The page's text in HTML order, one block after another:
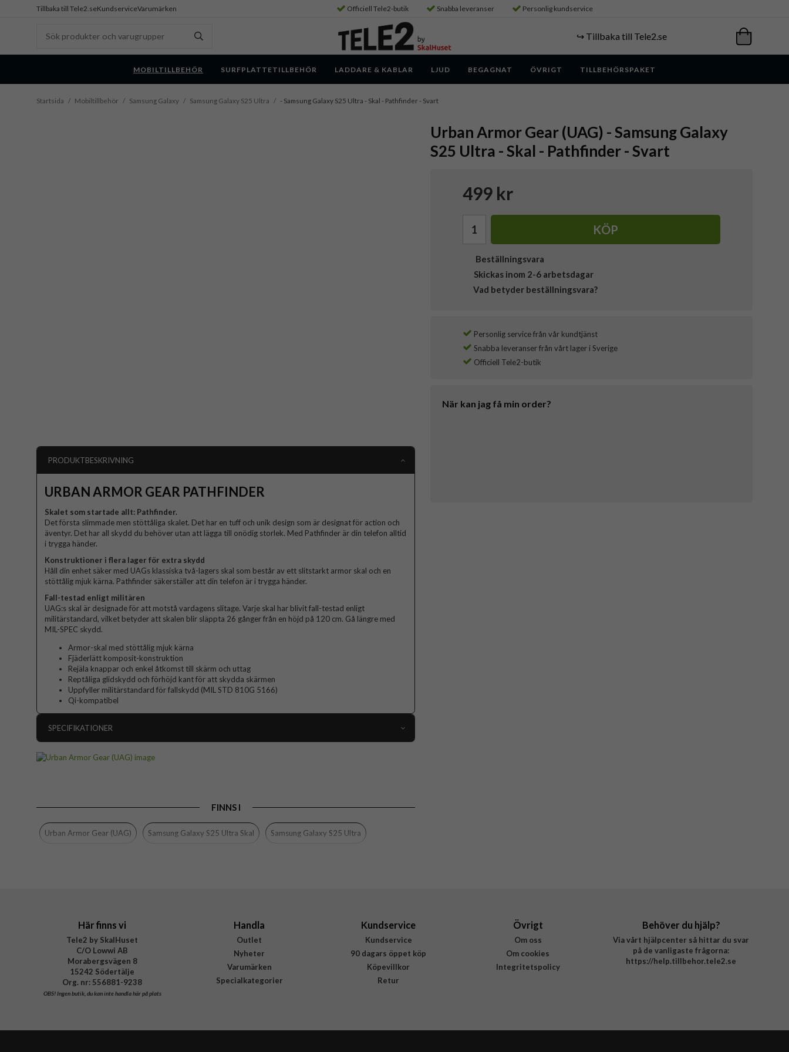
Tillbaka till Tele2.seKundserviceVarumärken Officiell Tele2-butik Snabba leveranser Personlig kundservice
↪️ Tillbaka till Tele2.se
MOBILTILLBEHÖR SURFPLATTETILLBEHÖR LADDARE & KABLAR LJUD BEGAGNAT ÖVRIGT TILLBEHÖRSPAKET
Startsida / Mobiltillbehör / Samsung Galaxy / Samsung Galaxy S25 Ultra / - Samsung Galaxy S25 Ultra - Skal - Pathfinder - Svart
Urban Armor Gear (UAG) - Samsung Galaxy
S25 Ultra - Skal - Pathfinder - Svart
499 kr
KÖP
Beställningsvara
Skickas inom 2-6 arbetsdagar
Vad betyder beställningsvara?
Personlig service från vår kundtjänst
Snabba leveranser från vårt lager i Sverige
Officiell Tele2-butik
När kan jag få min order?
PRODUKTBESKRIVNING
URBAN ARMOR GEAR PATHFINDER
Skalet som startade allt: Pathfinder.
Det första slimmade men stöttåliga skalet. Det har en tuff och unik design som är designat för action och
äventyr. Det har all skydd du behöver utan att lägga till onödig storlek. Med Pathfinder är din telefon alltid
i trygga händer.
Konstruktioner i flera lager för extra skydd
Håll din enhet säker med UAGs klassiska två-lagers skal som består av ett slitstarkt armor skal och en
stöttålig mjuk kärna. Pathfinder säkerställer att din telefon är i trygga händer.
Fall-testad enligt militären
UAG:s skal är designade för att motstå vardagens slitage. Varje skal har blivit fall-testad enligt
militärstandard, vilket betyder att skalen blir släppta 26 gånger från en höjd på 120 cm. Gå längre med
MIL-SPEC skydd.
Armor-skal med stöttålig mjuk kärna
Fjäderlätt komposit-konstruktion
Rejäla knappar och enkel åtkomst till skärm och uttag
Reptåliga glidskydd och förhöjd kant för att skydda skärmen
Uppfyller militärstandard för fallskydd (MIL STD 810G 5166)
Qi-kompatibel
SPECIFIKATIONER
Egenskaper
Stöttålig, Trådlös laddning-kompatibel
Färg
FINNS I
Urban Armor Gear (UAG) Samsung Galaxy S25 Ultra Skal Samsung Galaxy S25 Ultra
Här finns vi
Tele2 by SkalHuset
C/O Lowwi AB
Morabergsvägen 8
15242 Södertälje
Org. nr: 556881-9238
OBS!Ingen butik, du kan inte handla här på plats
Handla
Outlet
Nyheter
Varumärken
Specialkategorier
Kundservice
Kundservice
90 dagars öppet köp
Köpevillkor
Retur
Övrigt
Om oss
Om cookies
Integritetspolicy
Behöver du hjälp?
Via vårt hjälpcenter så hittar du svar
på de vanligaste frågorna:
https://help.tillbehor.tele2.se